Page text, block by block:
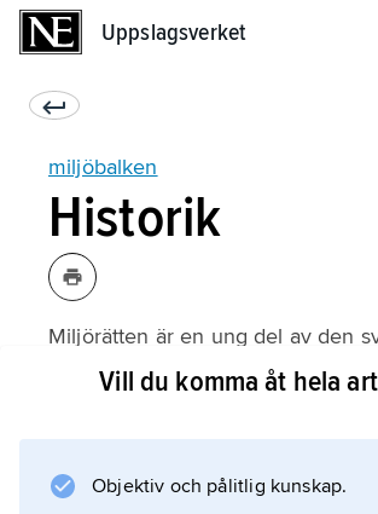
Uppslagsverket
miljöbalken
Historik
Miljörätten är en ung del av den
rätten. Vissa rättsregler leder dock
uppmärksamhet som ägnades
Vill du komma åt hela
Objektiv och pålitlig kunskap.